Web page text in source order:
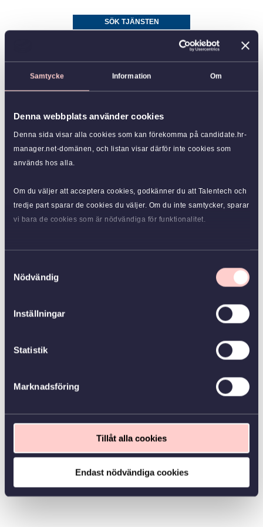
Samtycke Information Om
Denna webbplats använder cookies
Denna sida visar alla cookies som kan förekomma på candidate.hr-
manager.net-domänen, och listan visar därför inte cookies som
används hos alla.
Om du väljer att acceptera cookies, godkänner du att Talentech och
tredje part sparar de cookies du väljer. Om du inte samtycker, sparar
vi bara de cookies som är nödvändiga för funktionalitet.
Nödvändig
Inställningar
Statistik
Marknadsföring
Tillåt alla cookies
Endast nödvändiga cookies
SÖK TJÄNSTEN